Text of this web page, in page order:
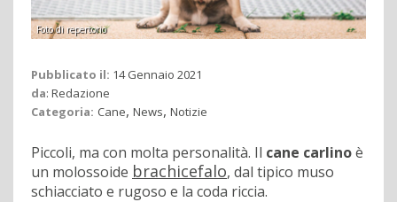
Foto di repertorio
Pubblicato il: 14 Gennaio 2021
da: Redazione
Categoria: Cane, News, Notizie
Piccoli, ma con molta personalità. Il cane carlinoè
un molossoide brachicefalo, dal tipico muso
schiacciato e rugoso e la coda riccia.